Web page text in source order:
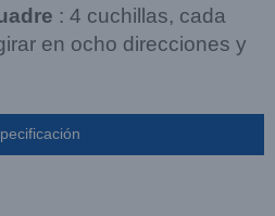
: 4 cuchillas, cada
en ocho direcciones y